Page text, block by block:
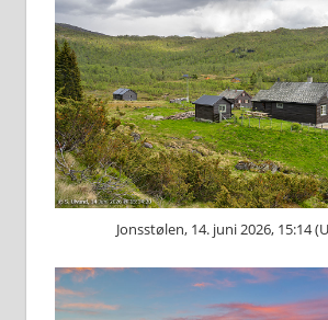
Jonsstølen, 14. juni 2026, 15:14